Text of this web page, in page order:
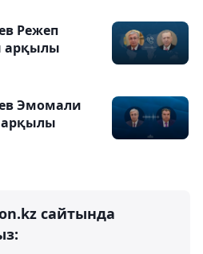
Режеп
арқылы
Эмомали
арқылы
сайтында